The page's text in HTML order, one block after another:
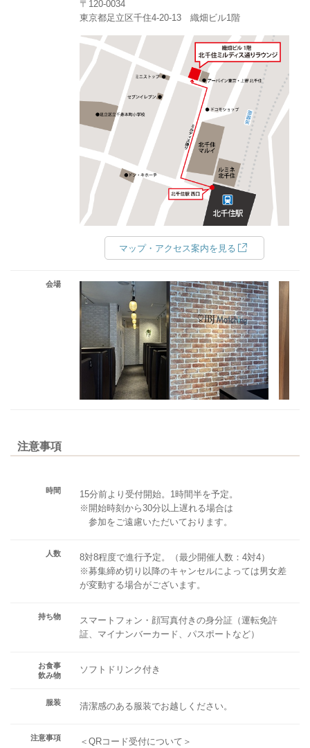
〒120-0034
東京都足立区千住4-20-13 織畑ビル1階
マップ・アクセス案内を見る
会場
注意事項
時間
15分前より受付開始。1時間半を予定。
※開始時刻から30分以上遅れる場合は
参加をご遠慮いただいております。
人数
8対8程度で進行予定。（最少開催人数：4対4）
※募集締め切り以降のキャンセルによっては男女差
が変動する場合がございます。
持ち物
スマートフォン・顔写真付きの身分証（運転免許
証、マイナンバーカード、パスポートなど）
お食事
飲み物
ソフトドリンク付き
服装 清潔感のある服装でお越しください。
注意事項
＜QRコード受付について＞